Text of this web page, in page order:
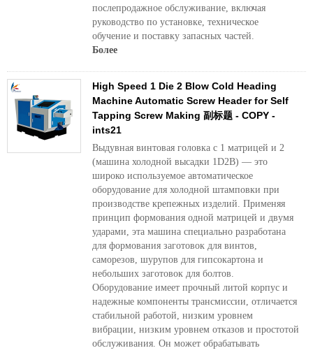
послепродажное обслуживание, включая
руководство по установке, техническое
обучение и поставку запасных частей.
Более
High Speed 1 Die 2 Blow Cold Heading
Machine Automatic Screw Header for Self
Tapping Screw Making 副标题 - COPY -
ints21
Выдувная винтовая головка с 1 матрицей и 2
(машина холодной высадки 1D2B) — это
широко используемое автоматическое
оборудование для холодной штамповки при
производстве крепежных изделий. Применяя
принцип формования одной матрицей и двумя
ударами, эта машина специально разработана
для формования заготовок для винтов,
саморезов, шурупов для гипсокартона и
небольших заготовок для болтов.
Оборудование имеет прочный литой корпус и
надежные компоненты трансмиссии, отличается
стабильной работой, низким уровнем
вибрации, низким уровнем отказов и простотой
обслуживания. Он может обрабатывать